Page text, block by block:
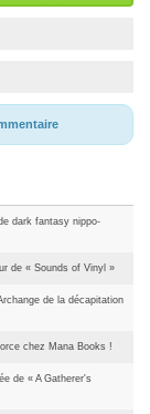
dark fantasy nippo-
de « Sounds of Vinyl »
de la décapitation
chez Mana Books !
de « A Gatherer's